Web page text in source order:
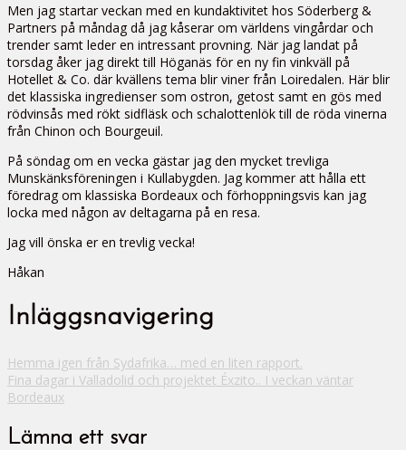
Men jag startar veckan med en kundaktivitet hos Söderberg &
Partners på måndag då jag kåserar om världens vingårdar och
trender samt leder en intressant provning. När jag landat på
torsdag åker jag direkt till Höganäs för en ny fin vinkväll på
Hotellet & Co. där kvällens tema blir viner från Loiredalen. Här blir
det klassiska ingredienser som ostron, getost samt en gös med
rödvinsås med rökt sidfläsk och schalottenlök till de röda vinerna
från Chinon och Bourgeuil.
På söndag om en vecka gästar jag den mycket trevliga
Munskänksföreningen i Kullabygden. Jag kommer att hålla ett
föredrag om klassiska Bordeaux och förhoppningsvis kan jag
locka med någon av deltagarna på en resa.
Jag vill önska er en trevlig vecka!
Håkan
Inläggsnavigering
Hemma igen från Sydafrika… med en liten rapport.
Fina dagar i Valladolid och projektet Éxzito.. I veckan väntar
Bordeaux
Lämna ett svar